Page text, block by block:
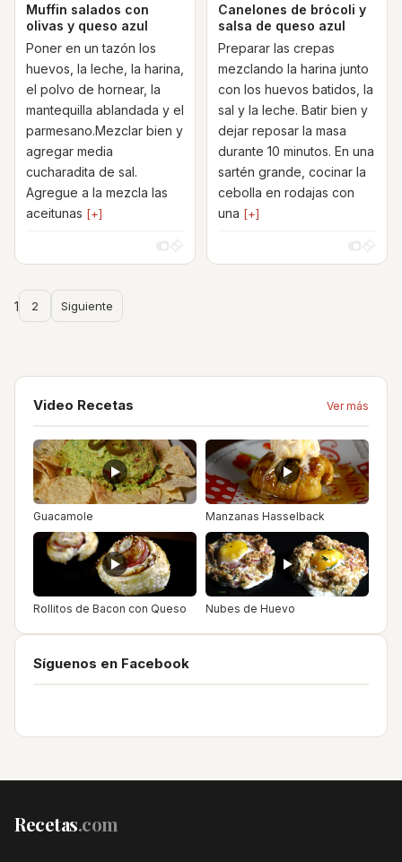
Muffin salados con
olivas y queso azul
Poner en un tazón los
huevos, la leche, la harina,
el polvo de hornear, la
mantequilla ablandada y el
parmesano.Mezclar bien y
agregar media
cucharadita de sal.
Agregue a la mezcla las
aceitunas [+]
Canelones de brócoli y
salsa de queso azul
Preparar las crepas
mezclando la harina junto
con los huevos batidos, la
sal y la leche. Batir bien y
dejar reposar la masa
durante 10 minutos. En una
sartén grande, cocinar la
cebolla en rodajas con
una [+]
1 2 Siguiente
Video Recetas Ver más
Guacamole Manzanas Hasselback
Rollitos de Bacon con Queso Nubes de Huevo
Síguenos en Facebook
Recetas.com